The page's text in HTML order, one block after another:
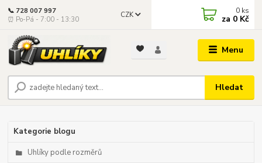
Menu
CZK
Hledat
📞 728 007 997
⏰ Po-Pá - 7:00 - 13:30
0 ks
za 0 Kč
Kategorie blogu
Uhlíky podle rozměrů